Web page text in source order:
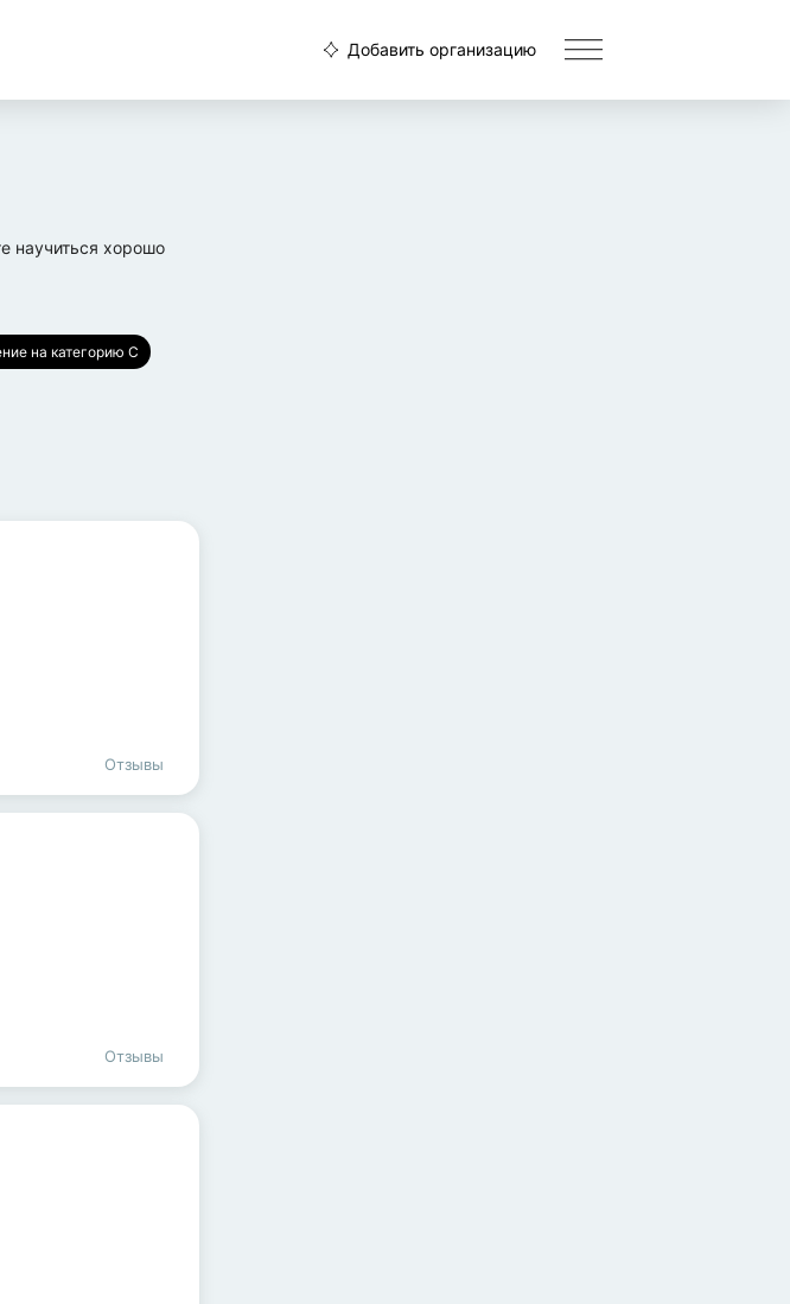
Добавить организацию
научиться хорошо
на категорию C
Отзывы
Отзывы